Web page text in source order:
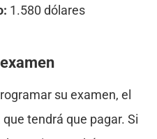
1.580 dólares
su examen, el
tendrá que pagar. Si